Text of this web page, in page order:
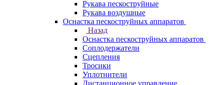
Рукава пескоструйные
Рукава воздушные
Оснастка пескоструйных аппаратов
Назад
Оснастка пескоструйных аппаратов
Соплодержатели
Сцепления
Тросики
Уплотнители
Дистанционное управление